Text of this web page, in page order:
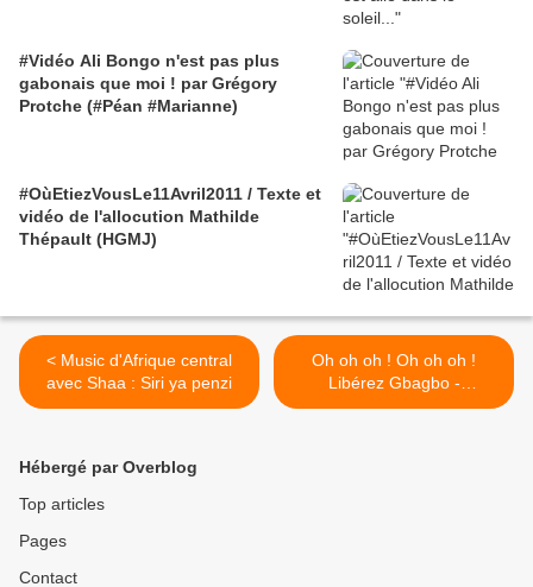
#Vidéo Ali Bongo n'est pas plus
gabonais que moi ! par Grégory
Protche (#Péan #Marianne)
#OùEtiezVousLe11Avril2011 / Texte et
vidéo de l'allocution Mathilde
Thépault (HGMJ)
< Music d'Afrique central
avec Shaa : Siri ya penzi
Oh oh oh ! Oh oh oh !
Libérez Gbagbo -
Kommandant Simi Ol
Hébergé par Overblog
Top articles
Pages
Contact